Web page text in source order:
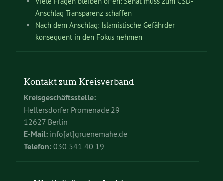
Anschlag Transparenz schaffen
Nach dem Anschlag: Islamistische Gefährder
konsequent in den Fokus nehmen
Kontakt zum Kreisverband
Kreisgeschäftsstelle:
Hellersdorfer Promenade 29
12627 Berlin
E-Mail: info[at]gruenemahe.de
Telefon: 030 541 40 19